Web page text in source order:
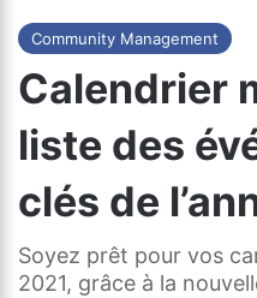
Community Management
Calendrier
liste des
clés de
Soyez prêt pour vos
2021, grâce à la